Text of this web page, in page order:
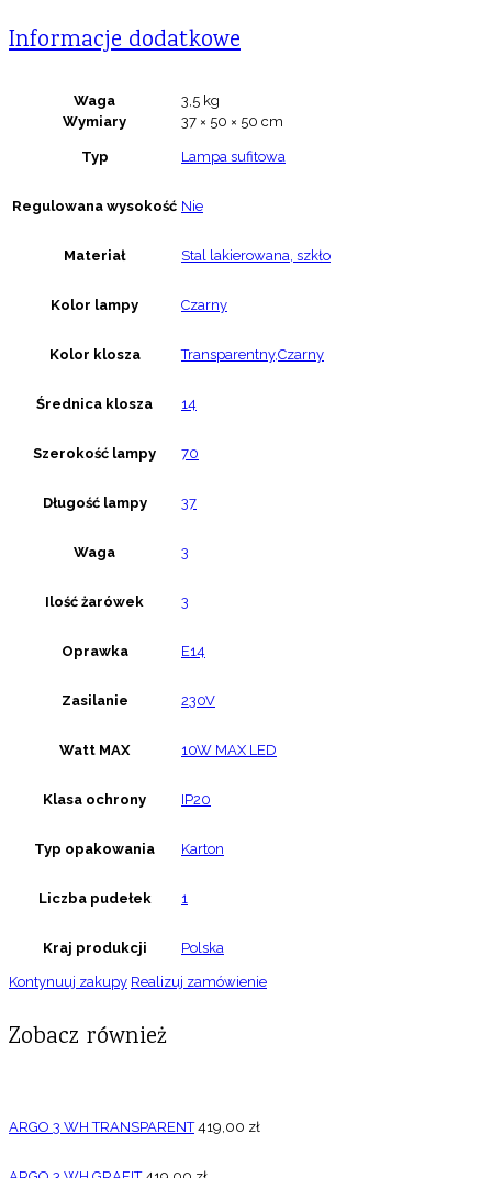
Informacje dodatkowe
Waga
3,5 kg
Wymiary
37 × 50 × 50 cm
Typ Lampa sufitowa
Regulowana wysokość Nie
Materiał Stal lakierowana, szkło
Kolor lampy Czarny
Kolor klosza Transparentny,Czarny
Średnica klosza 14
Szerokość lampy 70
Długość lampy 37
Waga 3
Ilość żarówek 3
Oprawka E14
Zasilanie 230V
Watt MAX 10W MAX LED
Klasa ochrony IP20
Typ opakowania Karton
Liczba pudełek 1
Kraj produkcji Polska
Kontynuuj zakupy Realizuj zamówienie
Zobacz również
ARGO 3 WH TRANSPARENT 419,00 zł